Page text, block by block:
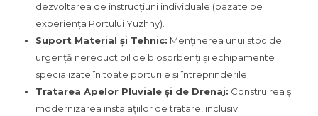
dezvoltarea de instrucțiuni individuale (bazate pe
experiența Portului Yuzhny).
Suport Material și Tehnic: Menținerea unui stoc de
urgență nereductibil de biosorbenți și echipamente
specializate în toate porturile și întreprinderile.
Tratarea Apelor Pluviale și de Drenaj: Construirea și
modernizarea instalațiilor de tratare, inclusiv